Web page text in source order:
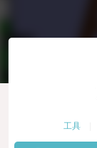
工具